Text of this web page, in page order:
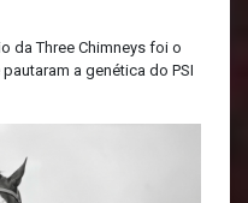
da Three Chimneys foi o
a genética do PSI